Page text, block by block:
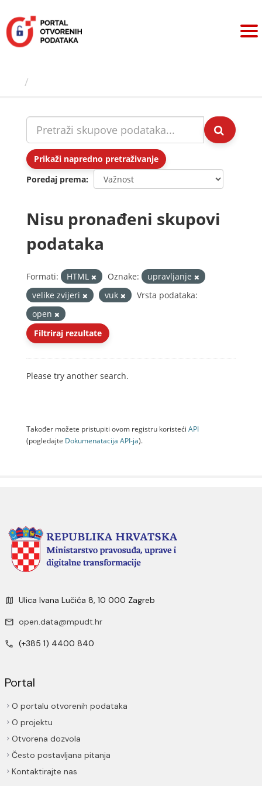
sadržaj
Prikaži napredno pretraživanje
Poredaj prema
Nisu pronađeni skupovi
podataka
Formati: HTML Oznake:
upravljanje
velike zvijeri
vuk
Vrsta podataka:
open
Filtriraj rezultate
Please try another search.
Također možete pristupiti ovom registru koristeći API
(pogledajte Dokumenаtаcijа API-jа).